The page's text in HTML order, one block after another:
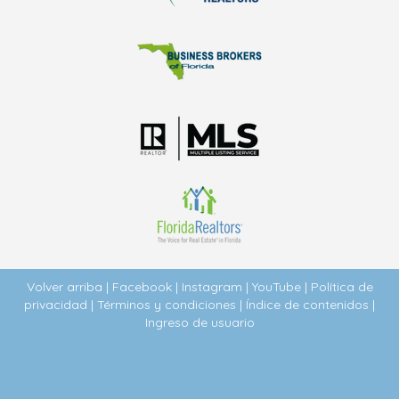
Con amplia experiencia en condominios, casas
unifamiliares y nuevos desarrollos en Miami Beach,
Lauderdale y otras áreas, Gustavo se dedica a ayudar a
personas como tú a encontrar la propiedad o negocio
tarjeta electronica de negocios
Volver arriba | Facebook| Instagram | YouTube| Política de
privacidad | Términos y condiciones | Índice de contenidos |
Ingreso de usuario